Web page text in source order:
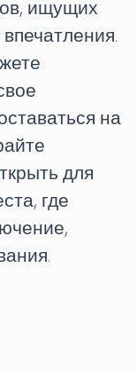
ищущих
на
для
где